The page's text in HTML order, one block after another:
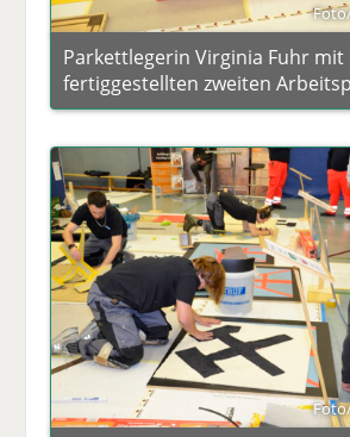
Parkettlegerin Virginia Fuhr
fertiggestellten zweiten